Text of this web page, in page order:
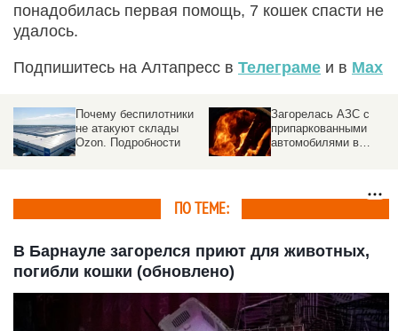
понадобилась первая помощь, 7 кошек спасти не
удалось.
Подпишитесь на Алтапресс в Телеграме и в Max
Почему беспилотники
не атакуют склады
Ozon. Подробности
Загорелась АЗС с
припаркованными
автомобилями в
ПО ТЕМЕ:
В Барнауле загорелся приют для животных,
погибли кошки (обновлено)